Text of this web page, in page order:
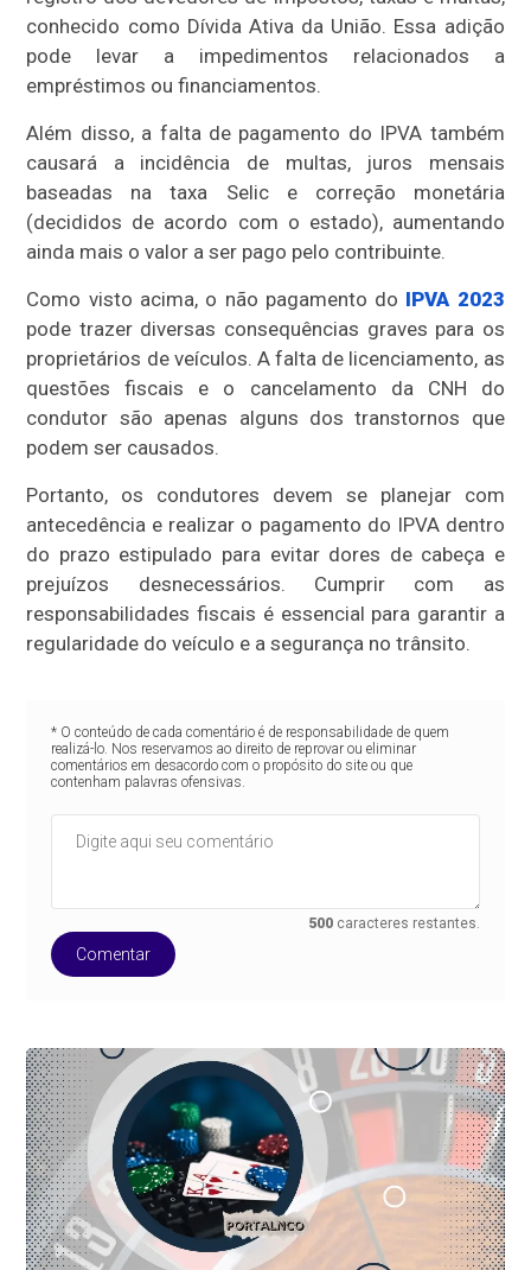
conhecido como Dívida Ativa da União. Essa adição
pode levar a impedimentos relacionados a
empréstimos ou financiamentos.
Além disso, a falta de pagamento do IPVA também
causará a incidência de multas, juros mensais
baseadas na taxa Selic e correção monetária
(decididos de acordo com o estado), aumentando
ainda mais o valor a ser pago pelo contribuinte.
Como visto acima, o não pagamento do IPVA 2023
pode trazer diversas consequências graves para os
proprietários de veículos. A falta de licenciamento, as
questões fiscais e o cancelamento da CNH do
condutor são apenas alguns dos transtornos que
podem ser causados.
Portanto, os condutores devem se planejar com
antecedência e realizar o pagamento do IPVA dentro
do prazo estipulado para evitar dores de cabeça e
prejuízos desnecessários. Cumprir com as
responsabilidades fiscais é essencial para garantir a
regularidade do veículo e a segurança no trânsito.
* O conteúdo de cada comentário é de responsabilidade de quem
realizá-lo. Nos reservamos ao direito de reprovar ou eliminar
comentários em desacordo com o propósito do site ou que
contenham palavras ofensivas.
500 caracteres restantes.
Comentar